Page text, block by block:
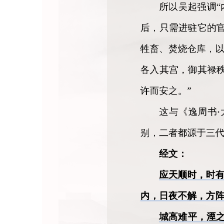
所以吴起强调
后，只需进驻它的
牲畜、焚烧仓库，
各入其宫，御其禄
许而安之。”
这与《逸周书
别，二者都源于三
经文：
应天顺时，时
内，日夜不解，方
城高难平，湮